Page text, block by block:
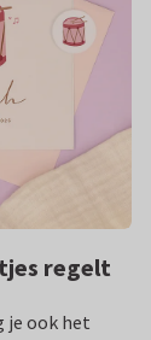
regelt
je ook het